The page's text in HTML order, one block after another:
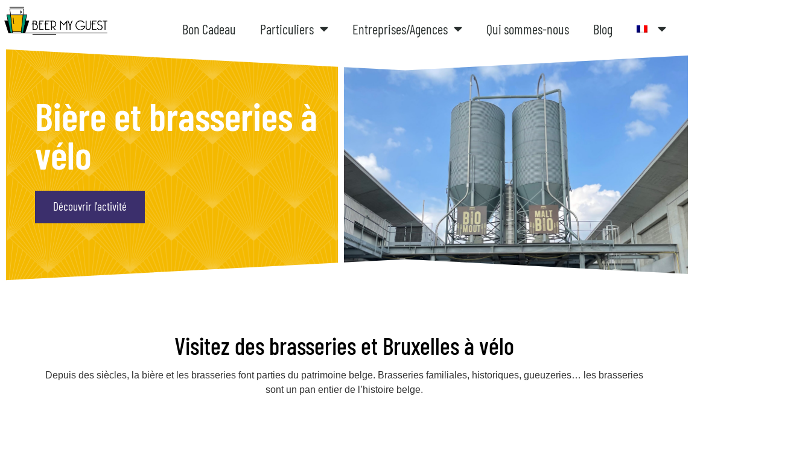
Bon Cadeau Particuliers Entreprises/Agences Qui sommes-nous Blog
Bière et brasseries à
vélo
Découvrir l'activité
Visitez des brasseries et Bruxelles à vélo
Depuis des siècles, la bière et les brasseries font parties du patrimoine belge. Brasseries familiales, historiques, gueuzeries… les brasseries
sont un pan entier de l’histoire belge.